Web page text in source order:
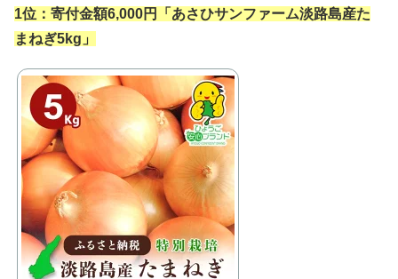
1位： 寄付金額6,000円「 あさひサンファーム淡路島産た
まねぎ5kg」